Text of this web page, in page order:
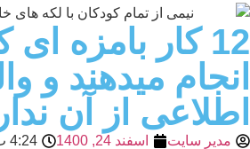
12 کار بامزه
انجام میدهند و
اطلاعی از آن
مدیر سایت اسفند 24, 1400 4:24 ب.ظ